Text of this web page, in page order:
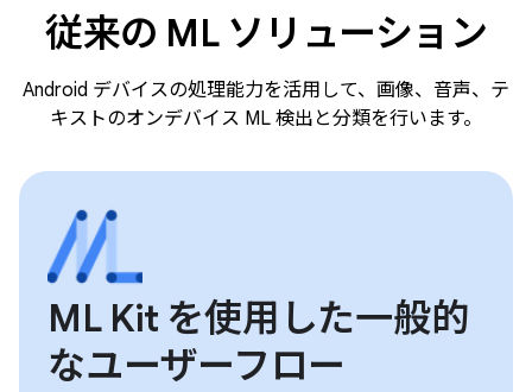
従来の ML ソリューション
Android デバイスの処理能力を活用して、画像、音声、テ
キストのオンデバイス ML 検出と分類を行います。
ML Kit を使用した一般的
なユーザーフロー